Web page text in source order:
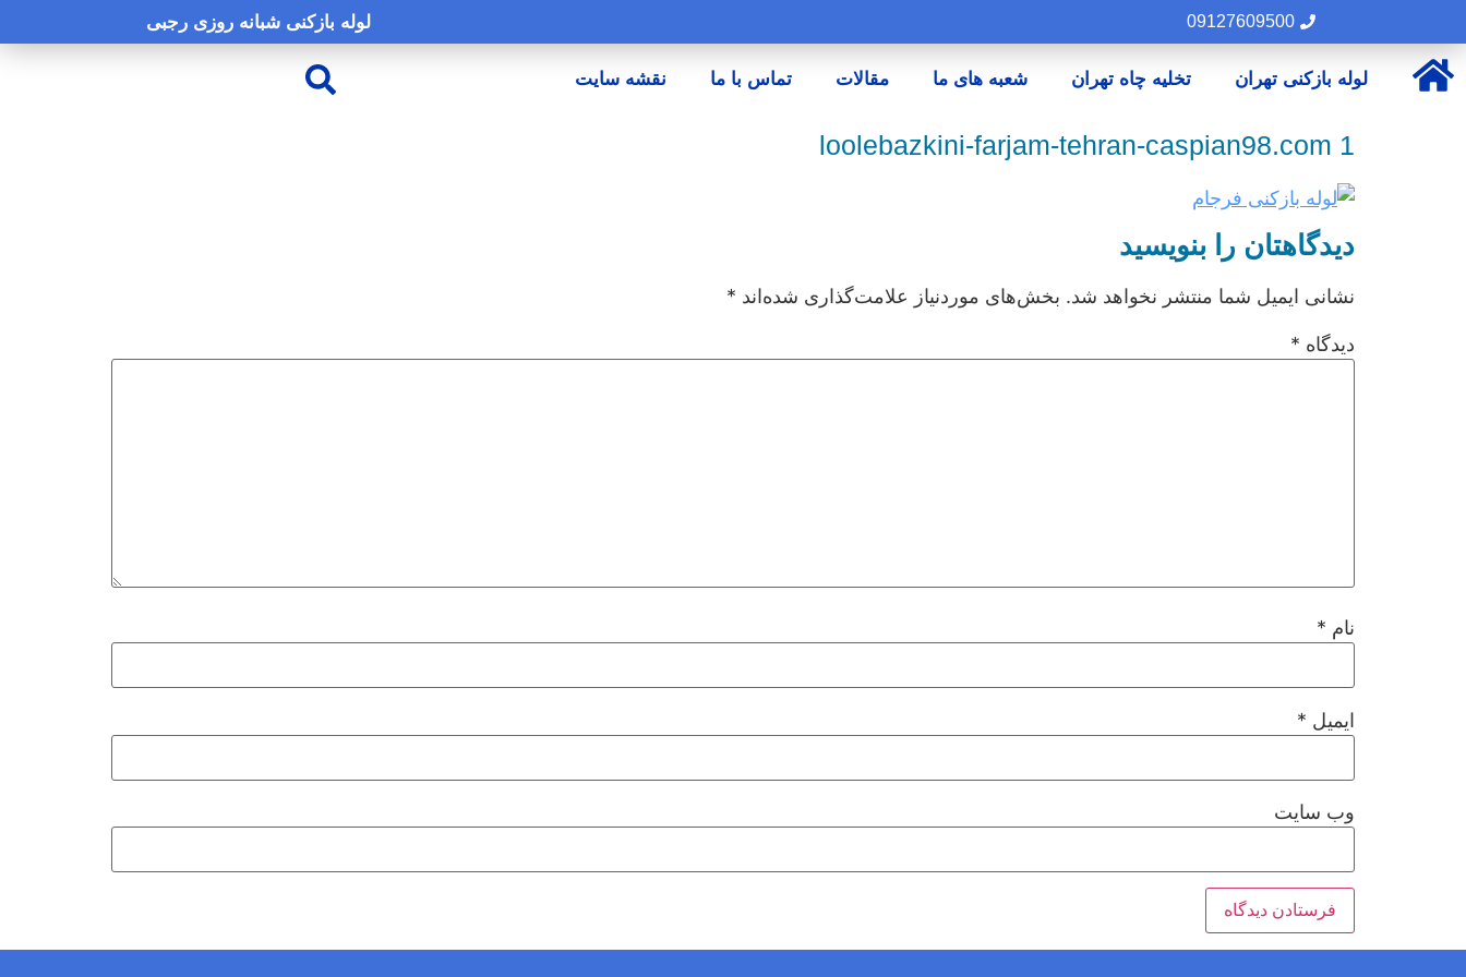
09127609500 لوله بازکنی شبانه روزی رجبی
لوله بازکنی تهران تخلیه چاه تهران شعبه های ما مقالات تماس با ما نقشه سایت
loolebazkini-farjam-tehran-caspian98.com 1
دیدگاهتان را بنویسید
نشانی ایمیل شما منتشر نخواهد شد. بخش‌های موردنیاز علامت‌گذاری شده‌اند *
دیدگاه *
نام *
ایمیل *
وب‌ سایت